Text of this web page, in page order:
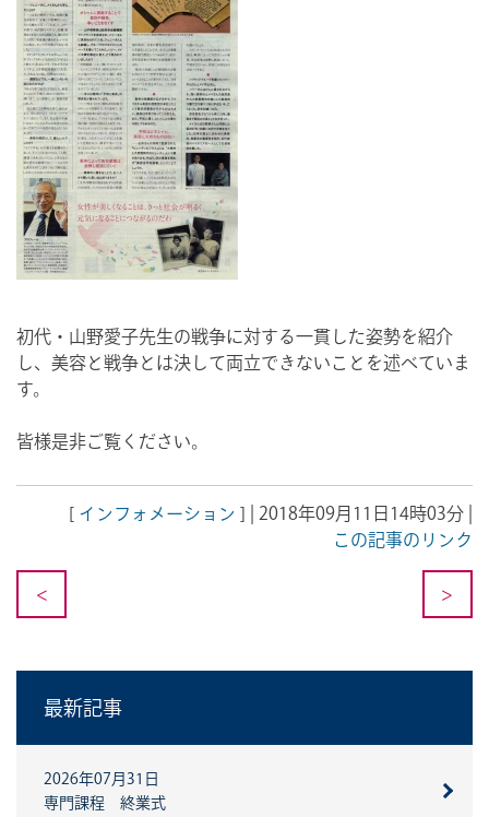
初代・山野愛子先生の戦争に対する一貫した姿勢を紹介
し、美容と戦争とは決して両立できないことを述べていま
す。
皆様是非ご覧ください。
[ インフォメーション ] | 2018年09月11日14時03分 |
この記事のリンク
< >
最新記事
2026年07月31日
専門課程 終業式